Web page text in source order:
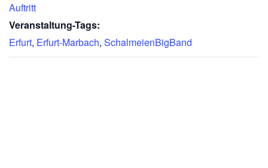
Auftritt
Veranstaltung-Tags:
Erfurt, Erfurt-Marbach, SchalmeienBigBand